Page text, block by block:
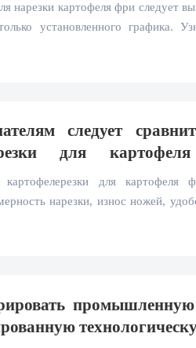
нарезки картофеля фри следует
установленного графика.
практических рекомендаций
следует
для
для картофеля
нарезки, износ ножей,
модель, которая